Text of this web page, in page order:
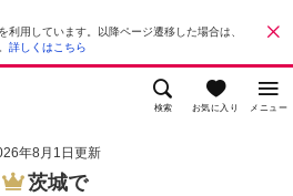
用しています。以降ページ遷移した場合は、
詳しくはこちら
検索 お気に入り メニュー
年8月1日更新
茨城で